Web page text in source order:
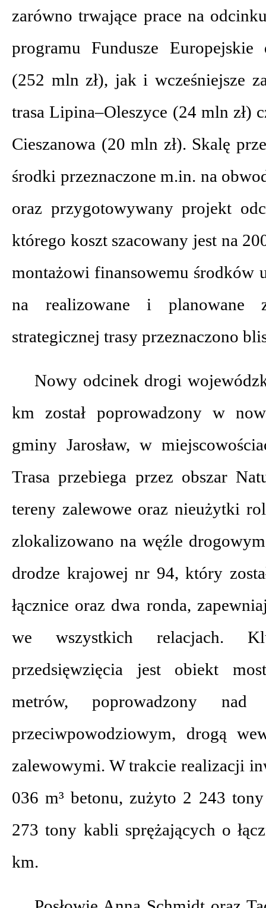
zarówno trwające prace na
programu Fundusze
(252 mln zł), jak i wcześniejsze
trasa Lipina–Oleszyce (24 mln zł)
Cieszanowa (20 mln zł). Skalę
środki przeznaczone m.in. na
oraz przygotowywany projekt
którego koszt szacowany jest na
montażowi finansowemu środków
na realizowane i planowane
strategicznej trasy przeznaczono
Nowy odcinek drogi
km został poprowadzony w
gminy Jarosław, w
Trasa przebiega przez obszar
tereny zalewowe oraz nieużytki
zlokalizowano na węźle
drodze krajowej nr 94, który
łącznice oraz dwa ronda,
we wszystkich relacjach.
przedsięwzięcia jest obiekt
metrów, poprowadzony
przeciwpowodziowym, drogą
zalewowymi. W trakcie realizacji
036 m³ betonu, zużyto 2 243
273 tony kabli sprężających o
km.